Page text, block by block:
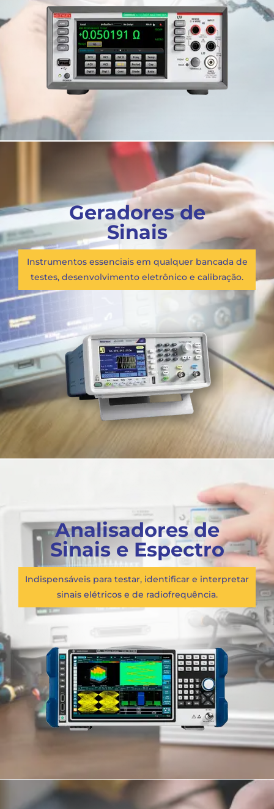
Geradores de
Sinais
Instrumentos essenciais em qualquer bancada de
testes, desenvolvimento eletrônico e calibração.
Analisadores de
Sinais e Espectro
Indispensáveis para testar, identificar e interpretar
sinais elétricos e de radiofrequência.